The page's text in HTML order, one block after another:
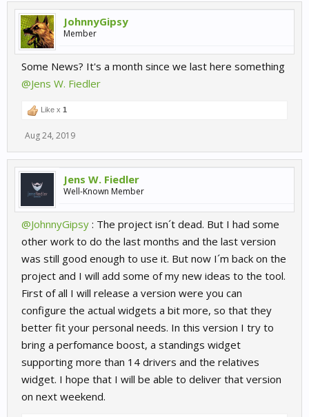
JohnnyGipsy
Member
Some News? It's a month since we last here something
@Jens W. Fiedler
Like x 1
Aug 24, 2019
Jens W. Fiedler
Well-Known Member
@JohnnyGipsy : The project isn´t dead. But I had some
other work to do the last months and the last version
was still good enough to use it. But now I´m back on the
project and I will add some of my new ideas to the tool.
First of all I will release a version were you can
configure the actual widgets a bit more, so that they
better fit your personal needs. In this version I try to
bring a perfomance boost, a standings widget
supporting more than 14 drivers and the relatives
widget. I hope that I will be able to deliver that version
on next weekend.